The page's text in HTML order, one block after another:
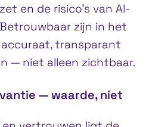
en de risico’s van AI-
zijn in het
transparant
— niet alleen zichtbaar.
— waarde, niet